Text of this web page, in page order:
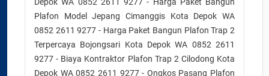
Plafon Model Jepang Cimanggis Kota Depok WA
0852 2611 9277 - Harga Paket Bangun Plafon Trap 2
Terpercaya Bojongsari Kota Depok WA 0852 2611
9277 - Biaya Kontraktor Plafon Trap 2 Cilodong Kota
Depok WA 0852 2611 9277 - Ongkos Pasang Plafon